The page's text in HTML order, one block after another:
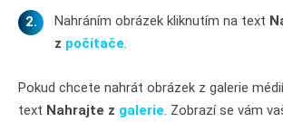
Nahráním obrázek kliknutím na text
z počítače
Pokud chcete nahrát obrázek z galerie
text Nahrajte z galerie . Zobrazí se vám